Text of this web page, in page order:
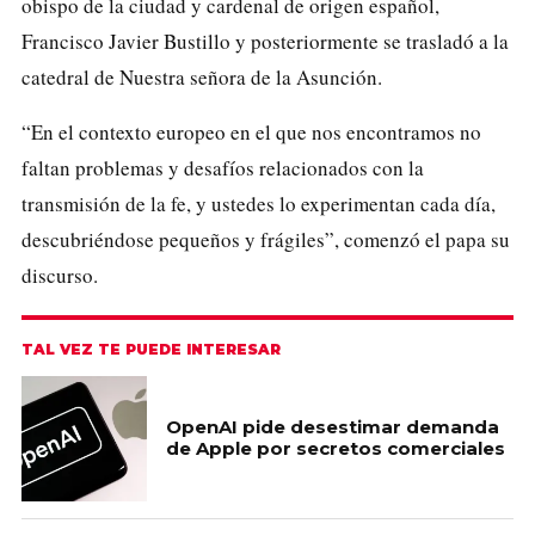
Francisco Javier Bustillo y posteriormente se trasladó a la
catedral de Nuestra señora de la Asunción.
“En el contexto europeo en el que nos encontramos no
faltan problemas y desafíos relacionados con la
transmisión de la fe, y ustedes lo experimentan cada día,
descubriéndose pequeños y frágiles”, comenzó el papa su
discurso.
TAL VEZ TE PUEDE INTERESAR
OpenAI pide desestimar demanda
de Apple por secretos comerciales